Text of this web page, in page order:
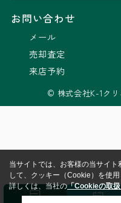
お問い合わせ
メール
売却査定
来店予約
© 株式会社K-1ク
当サイトでは、お客様の当サイ
して、クッキー（Cookie）を使用
詳しくは、当社の「Cookieの取